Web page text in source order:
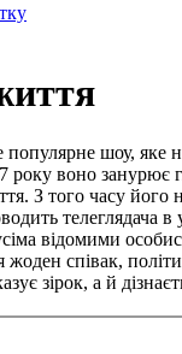
популярне шоу, яке
року воно занурює
З того часу його
телеглядача в
відомими
жоден співак,
зірок, а й